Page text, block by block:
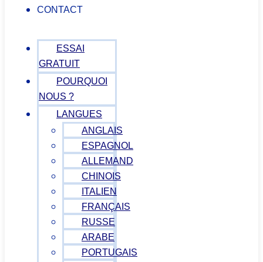
CONTACT
ESSAI
GRATUIT
POURQUOI
NOUS ?
LANGUES
ANGLAIS
ESPAGNOL
ALLEMAND
CHINOIS
ITALIEN
FRANÇAIS
RUSSE
ARABE
PORTUGAIS